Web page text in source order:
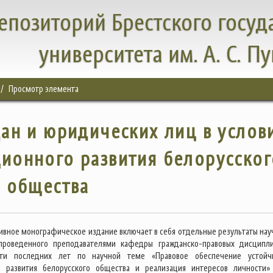
Брестского
университета им. А. С.
Просмотр элемента
и юридических лиц в
развития
общества
монографическое издание включает в себя отдельные результаты
преподавателями кафедры гражданско-правовых
последних лет по научной теме «Правовое обеспечение
развития белорусского общества и реализация интересов